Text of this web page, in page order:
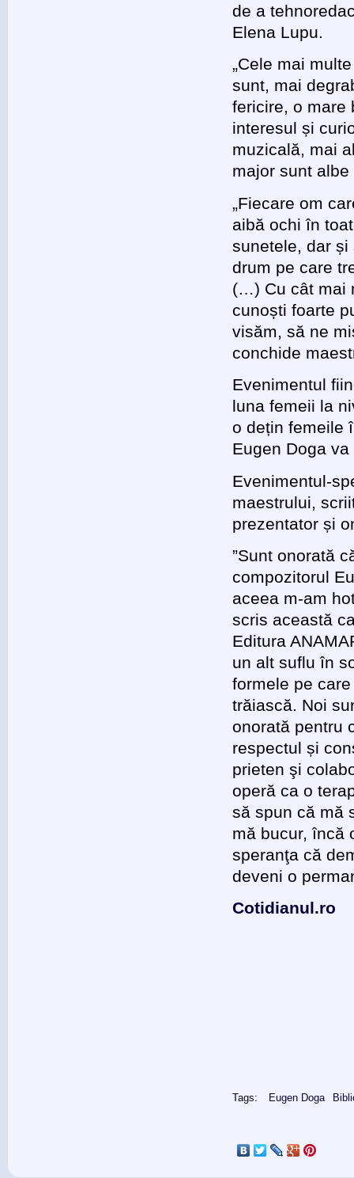
de a
Elena Lupu.
„Cele mai
sunt, mai
fericire, o
interesul și
muzicală, mai
major sunt
„Fiecare om
aibă ochi în
sunetele, dar
drum pe care
(…) Cu cât mai
cunoști foarte
visăm, să ne
conchide
Evenimentul
luna femeii la
o dețin femeile
Eugen Doga
Evenimentul-
maestrului,
prezentator și
”Sunt onorată
compozitorul
aceea m-am
scris această
Editura
un alt suflu în
formele pe
trăiască. Noi
onorată pentru
respectul și
prieten şi
operă ca o
să spun că mă
mă bucur, încă
speranţa că
deveni o
Сotidianul.ro
Tags: Eugen Doga